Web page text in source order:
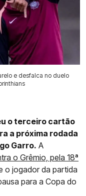
e desfalca no duelo
o terceiro cartão
a próxima rodada
Garro. A
o Grêmio, pela 18ª
o jogador da partida
para a Copa do